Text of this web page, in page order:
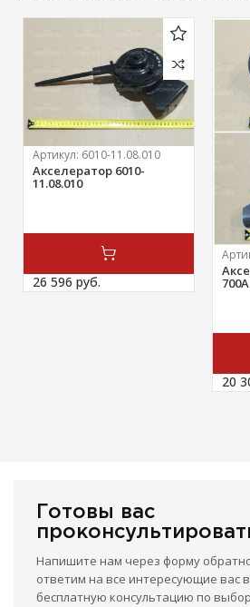
Артикул: 6010-11.08.010
Акселератор 6010-
11.08.010
26 596 руб.
20
Готовы вас
Напишите нам через форму
ответим на все интересующие вас
бесплатную консультацию по